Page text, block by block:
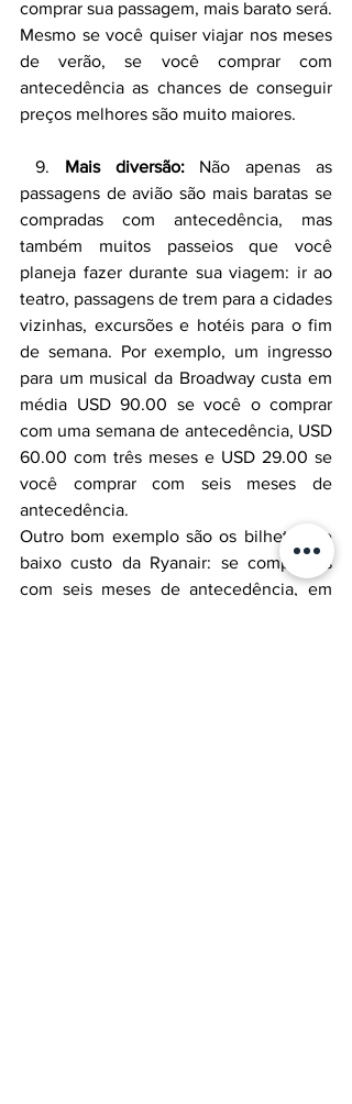
comprar sua passagem, mais barato será.
Mesmo se você quiser viajar nos meses
de verão, se você comprar com
antecedência as chances de conseguir
preços melhores são muito maiores.
9. Mais diversão: Não apenas as
passagens de avião são mais baratas se
compradas com antecedência, mas
também muitos passeios que você
planeja fazer durante sua viagem: ir ao
teatro, passagens de trem para a cidades
vizinhas, excursões e hotéis para o fim
de semana. Por exemplo, um ingresso
para um musical da Broadway custa em
média USD 90.00 se você o comprar
com uma semana de antecedência, USD
60.00 com três meses e USD 29.00 se
você comprar com seis meses de
antecedência.
Outro bom exemplo são os bilhetes de
baixo custo da Ryanair: se comprados
com seis meses de antecedência, em